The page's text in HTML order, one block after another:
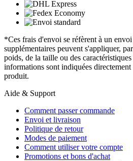
*Ces frais d'envoi se réfèrent à un
supplémentaires peuvent s'appliquer,
poids, de la taille ou des
informations sont indiquées
produit.
Aide & Support
Comment passer commande
Envoi et livraison
Politique de retour
Modes de paiement
Comment utiliser votre compte
Promotions et bons d'achat